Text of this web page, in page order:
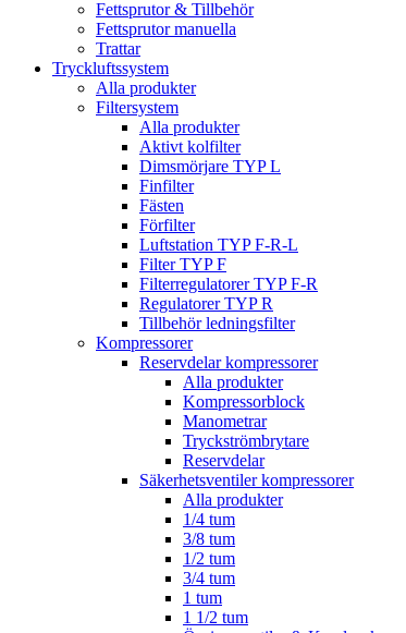
Fettsprutor & Tillbehör
Fettsprutor manuella
Trattar
Tryckluftssystem
Alla produkter
Filtersystem
Alla produkter
Aktivt kolfilter
Dimsmörjare TYP L
Finfilter
Fästen
Förfilter
Luftstation TYP F-R-L
Filter TYP F
Filterregulatorer TYP F-R
Regulatorer TYP R
Tillbehör ledningsfilter
Kompressorer
Reservdelar kompressorer
Alla produkter
Kompressorblock
Manometrar
Tryckströmbrytare
Reservdelar
Säkerhetsventiler kompressorer
Alla produkter
1/4 tum
3/8 tum
1/2 tum
3/4 tum
1 tum
1 1/2 tum